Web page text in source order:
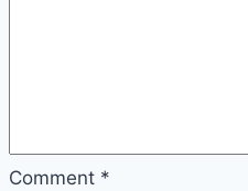
Comment *